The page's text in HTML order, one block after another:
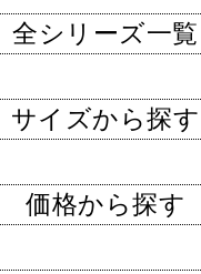
全シリーズ一覧
サイズから探す
価格から探す